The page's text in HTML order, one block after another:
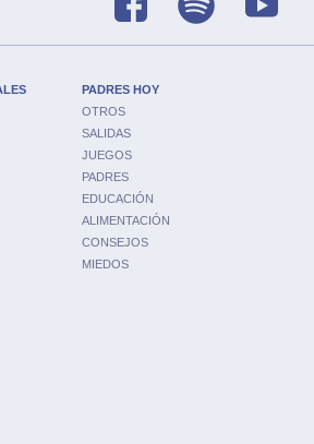
PADRES HOY
OTROS
SALIDAS
JUEGOS
PADRES
EDUCACIÓN
ALIMENTACIÓN
CONSEJOS
MIEDOS